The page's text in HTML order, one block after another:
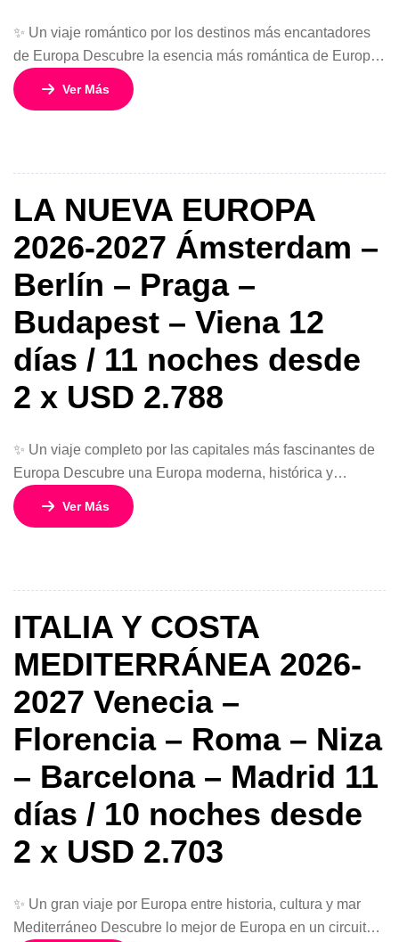
✨ Un viaje romántico por los destinos más encantadores
de Europa Descubre la esencia más romántica de Europa
en este circuito de 10 días y 9 noches, que combina
ciudades icónicas, paisajes inolvidables y experiencias
[…]
Ver Más
LA NUEVA EUROPA
2026-2027 Ámsterdam –
Berlín – Praga –
Budapest – Viena 12
días / 11 noches desde
2 x USD 2.788
✨ Un viaje completo por las capitales más fascinantes de
Europa Descubre una Europa moderna, histórica y
vibrante en este circuito de 12 días y 11 noches que
recorre algunas de las ciudades más icónicas del
conocer lo mejor […]
Ver Más
ITALIA Y COSTA
MEDITERRÁNEA 2026-
2027 Venecia –
Florencia – Roma – Niza
– Barcelona – Madrid 11
días / 10 noches desde
2 x USD 2.703
✨ Un gran viaje por Europa entre historia, cultura y mar
Mediterráneo Descubre lo mejor de Europa en un circuito